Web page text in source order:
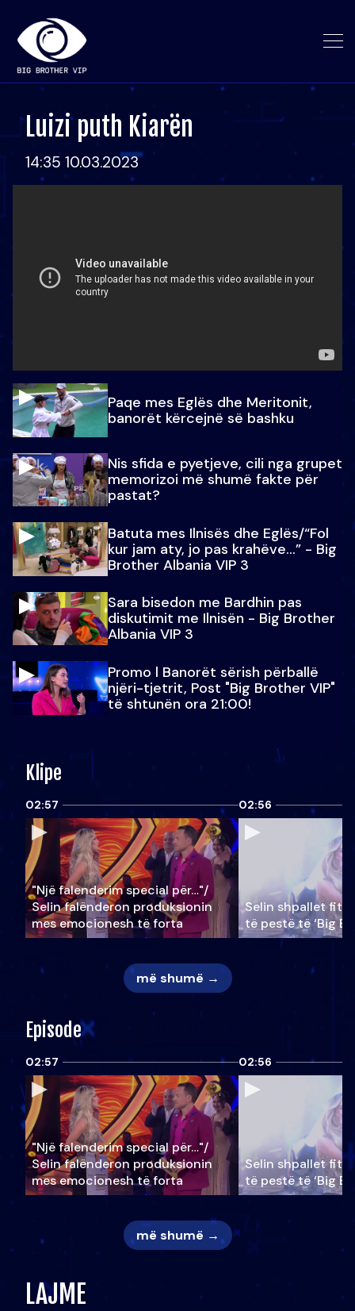
Luizi puth Kiarën
14:35 10.03.2023
Paqe mes Eglës dhe Meritonit,
banorët kërcejnë së bashku
Nis sfida e pyetjeve, cili nga grupet
memorizoi më shumë fakte për
pastat?
Batuta mes Ilnisës dhe Eglës/“Fol
kur jam aty, jo pas krahëve…” - Big
Brother Albania VIP 3
Sara bisedon me Bardhin pas
diskutimit me Ilnisën - Big Brother
Albania VIP 3
Promo l Banorët sërish përballë
njëri-tjetrit, Post "Big Brother VIP"
të shtunën ora 21:00!
Klipe
02:57
"Një falenderim special për…"/
Selin falënderon produksionin
mes emocionesh të forta
02:56
Selin shpallet
të pestë të ‘Big
më shumë →
Episode
02:57
"Një falenderim special për…"/
Selin falënderon produksionin
mes emocionesh të forta
02:56
Selin shpallet
të pestë të ‘Big
më shumë →
LAJME